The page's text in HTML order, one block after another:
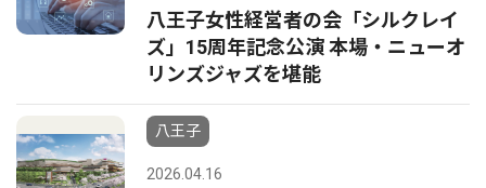
八王子女性経営者の会「シルクレイ
ズ」15周年記念公演 本場・ニューオ
リンズジャズを堪能
八王子
2026.04.16